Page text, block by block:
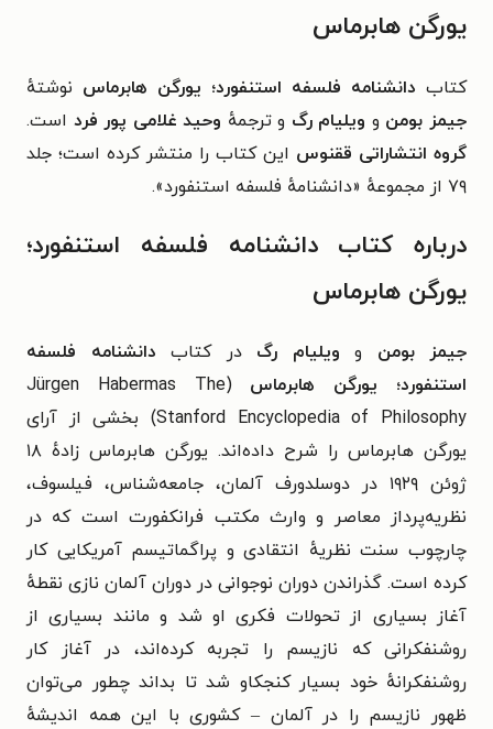
یورگن هابرماس
کتاب دانشنامه فلسفه استنفورد؛ یورگن هابرماس نوشتهٔ
جیمز بومن و ویلیام رگ و ترجمهٔ وحید غلامی پور فرد است.
گروه انتشاراتی ققنوس این کتاب را منتشر کرده است؛ جلد
۷۹ از مجموعهٔ «دانشنامهٔ فلسفه استنفورد».
درباره کتاب دانشنامه فلسفه استنفورد؛
یورگن هابرماس
جیمز بومن و ویلیام رگ در کتاب دانشنامه فلسفه
استنفورد؛ یورگن هابرماس
(Jürgen Habermas The
Stanford Encyclopedia of Philosophy) بخشی از آرای
یورگن هابرماس را شرح داده‌اند.
یورگن هابرماس زادهٔ ۱۸
ژوئن ۱۹۲۹ در دوسلدورف آلمان، جامعه‌شناس، فیلسوف،
نظریه‌پرداز معاصر و وارث مکتب فرانکفورت است که در
چارچوب سنت نظریهٔ انتقادی و پراگماتیسم آمریکایی کار
کرده است. گذراندن دوران نوجوانی در دوران آلمان نازی نقطهٔ
آغاز بسیاری از تحولات فکری‌ او شد و مانند بسیاری از
روشنفکرانی که نازیسم را تجربه کرده‌اند، در آغاز کار
روشنفکرانهٔ خود بسیار کنجکاو شد تا بداند چطور می‌توان
ظهور نازیسم را در آلمان – کشوری با این همه اندیشهٔ